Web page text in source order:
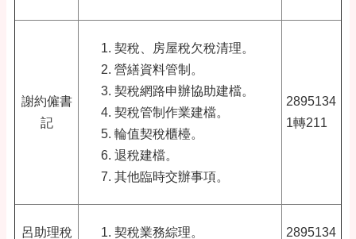
謝約僱書
記
契稅、房屋稅欠稅清理。
營繕資料管制。
契稅網路申辦協助建檔。
契稅管制作業建檔。
輪值契稅櫃檯。
退稅建檔。
其他臨時交辦事項。
2895134
1轉211
呂助理稅 契稅業務綜理。 2895134